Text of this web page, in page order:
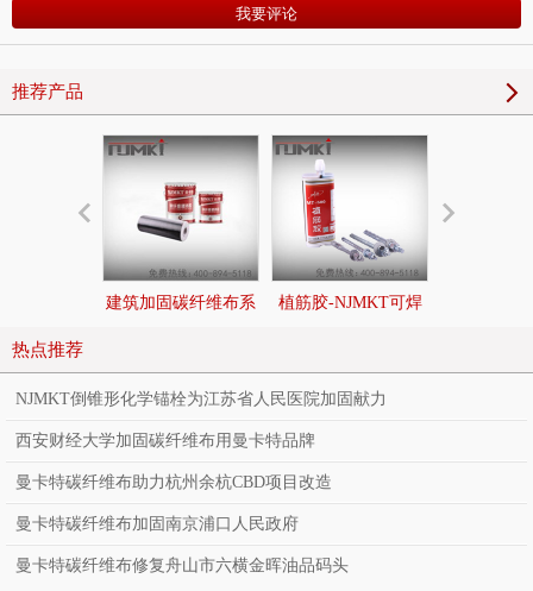
推荐产品
建筑加固碳纤维布系 植筋胶-NJMKT可焊
热点推荐
NJMKT倒锥形化学锚栓为江苏省人民医院加固献力
西安财经大学加固碳纤维布用曼卡特品牌
曼卡特碳纤维布助力杭州余杭CBD项目改造
曼卡特碳纤维布加固南京浦口人民政府
曼卡特碳纤维布修复舟山市六横金晖油品码头